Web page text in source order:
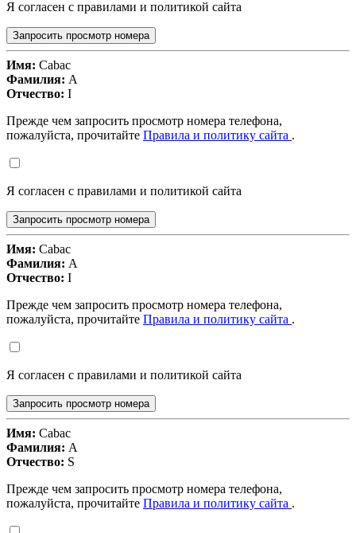
Я согласен с правилами и политикой сайта
Запросить просмотр номера
Имя: Cabac
Фамилия: A
Отчество: I
Прежде чем запросить просмотр номера телефона,
пожалуйста, прочитайте Правила и политику сайта .
Я согласен с правилами и политикой сайта
Запросить просмотр номера
Имя: Cabac
Фамилия: A
Отчество: I
Прежде чем запросить просмотр номера телефона,
пожалуйста, прочитайте Правила и политику сайта .
Я согласен с правилами и политикой сайта
Запросить просмотр номера
Имя: Cabac
Фамилия: A
Отчество: S
Прежде чем запросить просмотр номера телефона,
пожалуйста, прочитайте Правила и политику сайта .